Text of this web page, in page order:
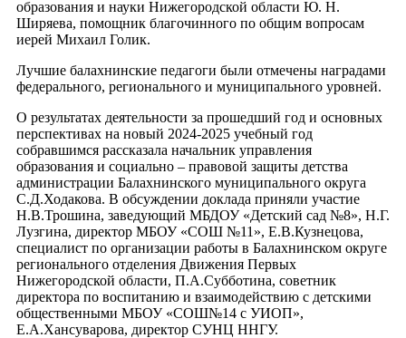
образования и науки Нижегородской области Ю. Н.
Ширяева, помощник благочинного по общим вопросам
иерей Михаил Голик.
Лучшие балахнинские педагоги были отмечены наградами
федерального, регионального и муниципального уровней.
О результатах деятельности за прошедший год и основных
перспективах на новый 2024-2025 учебный год
собравшимся рассказала начальник управления
образования и социально – правовой защиты детства
администрации Балахнинского муниципального округа
С.Д.Ходакова. В обсуждении доклада приняли участие
Н.В.Трошина, заведующий МБДОУ «Детский сад №8», Н.Г.
Лузгина, директор МБОУ «СОШ №11», Е.В.Кузнецова,
специалист по организации работы в Балахнинском округе
регионального отделения Движения Первых
Нижегородской области, П.А.Субботина, советник
директора по воспитанию и взаимодействию с детскими
общественными МБОУ «СОШ№14 с УИОП»,
Е.А.Хансуварова, директор СУНЦ ННГУ.